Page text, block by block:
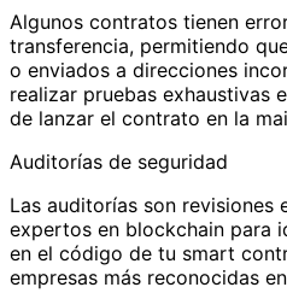
Algunos contratos tienen
transferencia, permitiendo
o enviados a direcciones
realizar pruebas exhaustivas
de lanzar el contrato en la
Auditorías de seguridad
Las auditorías son revisiones
expertos en blockchain para
en el código de tu smart
empresas más reconocidas